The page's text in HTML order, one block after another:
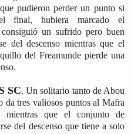
pudieron perder un punto si
final, hubiera marcado el
un sufrido pero buen
del descenso mientras que el
del Freamunde pierde una
SC. Un solitario tanto de Abou
da tres valiosos puntos al Mafra
que el conjunto de
del descenso que tiene a solo